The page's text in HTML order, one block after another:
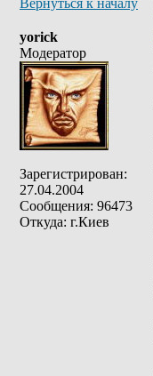
Вернуться к началу
yorick
Модератор
Зарегистрирован:
27.04.2004
Сообщения: 96473
Откуда: г.Киев